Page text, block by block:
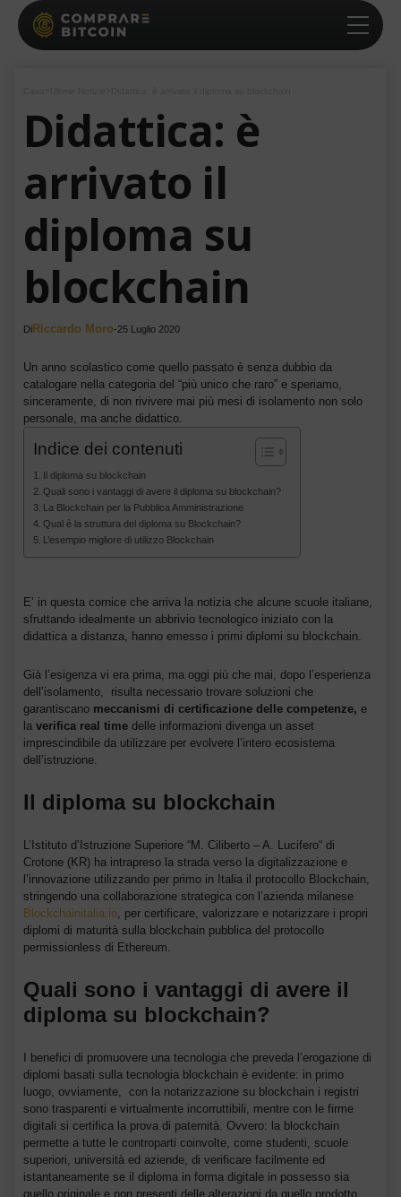
Didattica: è
arrivato il
diploma su
blockchain
Di Riccardo Moro-25 Luglio 2020
Un anno scolastico come quello passato è senza dubbio da
catalogare nella categoria del “più unico che raro” e speriamo,
sinceramente, di non rivivere mai più mesi di isolamento non solo
personale, ma anche didattico.
Indice dei contenuti
Il diploma su blockchain
Quali sono i vantaggi di avere il diploma su blockchain?
La Blockchain per la Pubblica Amministrazione
Qual è la struttura del diploma su Blockchain?
L’esempio migliore di utilizzo Blockchain
E’ in questa cornice che arriva la notizia che alcune scuole italiane,
sfruttando idealmente un abbrivio tecnologico iniziato con la
didattica a distanza, hanno emesso i primi diplomi su blockchain.
Già l’esigenza vi era prima, ma oggi più che mai, dopo l’esperienza
dell’isolamento, risulta necessario trovare soluzioni che
garantiscano meccanismi di certificazione delle competenze, e
la verifica real time delle informazioni divenga un asset
imprescindibile da utilizzare per evolvere l’intero ecosistema
dell’istruzione.
Il diploma su blockchain
L’Istituto d’Istruzione Superiore “M. Ciliberto – A. Lucifero“ di
Crotone (KR) ha intrapreso la strada verso la digitalizzazione e
l’innovazione utilizzando per primo in Italia il protocollo Blockchain,
stringendo una collaborazione strategica con l’azienda milanese
Blockchainitalia.io, per certificare, valorizzare e notarizzare i propri
diplomi di maturità sulla blockchain pubblica del protocollo
permissionless di Ethereum.
Quali sono i vantaggi di avere il
diploma su blockchain?
I benefici di promuovere una tecnologia che preveda l’erogazione di
diplomi basati sulla tecnologia blockchain è evidente: in primo
luogo, ovviamente, con la notarizzazione su blockchain i registri
sono trasparenti e virtualmente incorruttibili, mentre con le firme
digitali si certifica la prova di paternità. Ovvero: la blockchain
permette a tutte le controparti coinvolte, come studenti, scuole
superiori, università ed aziende, di verificare facilmente ed
istantaneamente se il diploma in forma digitale in possesso sia
quello originale e non presenti delle alterazioni da quello prodotto